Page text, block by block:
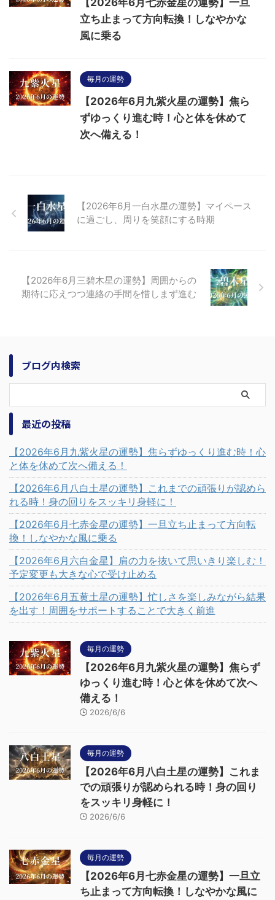
【2026年6月七赤金星の運勢】一旦
立ち止まって方向転換！しなやかな
風に乗る
毎月の運勢
【2026年6月九紫火星の運勢】焦ら
ずゆっくり進む時！心と体を休めて
次へ備える！
【2026年6月一白水星の運勢】マイペース
に過ごし、周りを笑顔にする時期
【2026年6月三碧木星の運勢】周囲からの
期待に応えつつ連絡の手間を惜しまず進む
ブログ内検索
最近の投稿
【2026年6月九紫火星の運勢】焦らずゆっくり進む時！心
と体を休めて次へ備える！
【2026年6月八白土星の運勢】これまでの頑張りが認めら
れる時！身の回りをスッキリ身軽に！
【2026年6月七赤金星の運勢】一旦立ち止まって方向転
換！しなやかな風に乗る
【2026年6月六白金星】肩の力を抜いて思いきり楽しむ！
予定変更も大きな心で受け止める
【2026年6月五黄土星の運勢】忙しさを楽しみながら結果
を出す！周囲をサポートすることで大きく前進
毎月の運勢
【2026年6月九紫火星の運勢】焦らず
ゆっくり進む時！心と体を休めて次へ
備える！
2026/6/6
毎月の運勢
【2026年6月八白土星の運勢】これま
での頑張りが認められる時！身の回り
をスッキリ身軽に！
2026/6/6
毎月の運勢
【2026年6月七赤金星の運勢】一旦立
ち止まって方向転換！しなやかな風に